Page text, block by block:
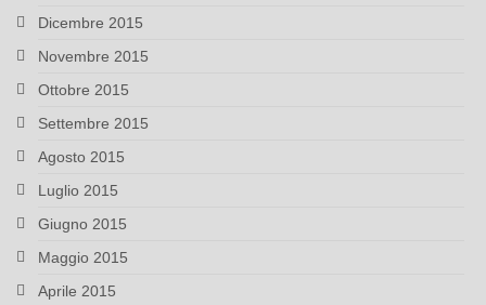
Dicembre 2015
Novembre 2015
Ottobre 2015
Settembre 2015
Agosto 2015
Luglio 2015
Giugno 2015
Maggio 2015
Aprile 2015